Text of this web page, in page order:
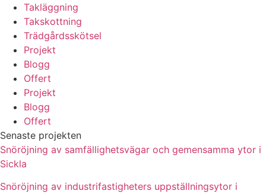
Takläggning
Takskottning
Trädgårdsskötsel
Projekt
Blogg
Offert
Projekt
Blogg
Offert
Senaste projekten
Snöröjning av samfällighetsvägar och gemensamma ytor i
Sickla
Snöröjning av industrifastigheters uppställningsytor i